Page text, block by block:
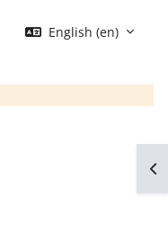
English ‎(en)‎